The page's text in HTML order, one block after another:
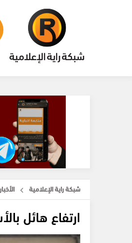
شبكة راية الإعلامية الأخبار
ارتفاع هائل